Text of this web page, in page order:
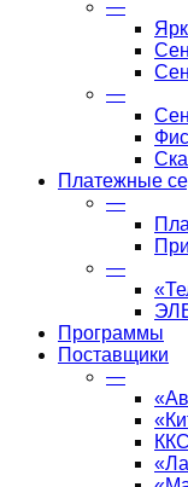
—
—
Платежные
—
—
Программы
Поставщики
—
ККС